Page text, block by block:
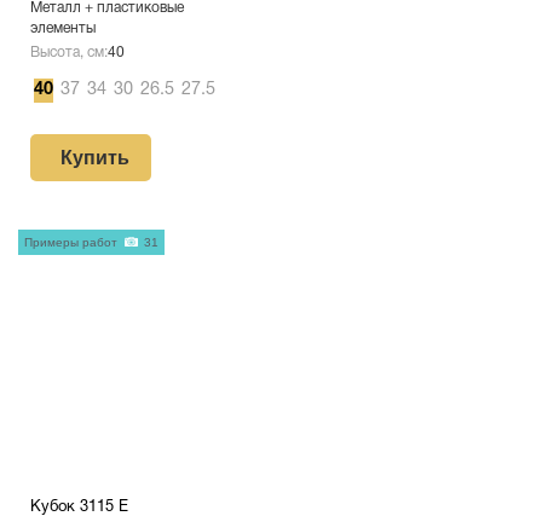
Металл + пластиковые
элементы
Высота, см:40
40 37 34 30 26.5 27.5
Купить
Кубок 3115 E
Примеры работ 31